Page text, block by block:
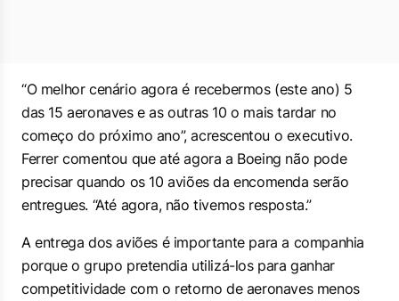
“O melhor cenário agora é recebermos (este ano) 5
das 15 aeronaves e as outras 10 o mais tardar no
começo do próximo ano”, acrescentou o executivo.
Ferrer comentou que até agora a Boeing não pode
precisar quando os 10 aviões da encomenda serão
entregues. “Até agora, não tivemos resposta.”
A entrega dos aviões é importante para a companhia
porque o grupo pretendia utilizá-los para ganhar
competitividade com o retorno de aeronaves menos